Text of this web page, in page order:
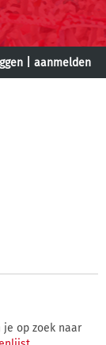
aanmelden
je op zoek naar